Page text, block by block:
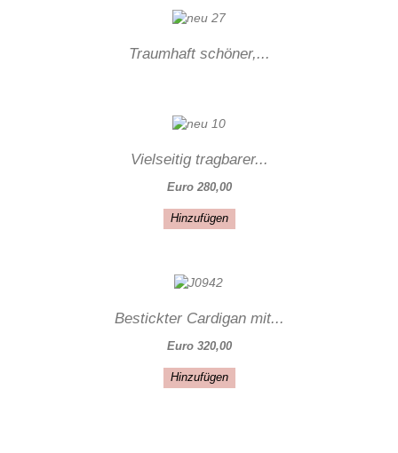
Traumhaft schöner,...
Vielseitig tragbarer...
Euro 280,00
Hinzufügen
Bestickter Cardigan mit...
Euro 320,00
Hinzufügen